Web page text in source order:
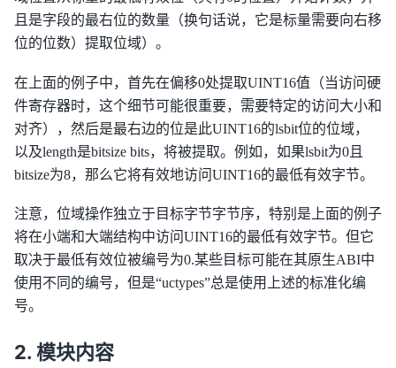
且是字段的最右位的数量（换句话说，它是标量需要向右移
位的位数）提取位域）。
在上面的例子中，首先在偏移0处提取UINT16值（当访问硬
件寄存器时，这个细节可能很重要，需要特定的访问大小和
对齐），然后是最右边的位是此UINT16的lsbit位的位域，
以及length是bitsize bits，将被提取。例如，如果lsbit为0且
bitsize为8，那么它将有效地访问UINT16的最低有效字节。
注意，位域操作独立于目标字节字节序，特别是上面的例子
将在小端和大端结构中访问UINT16的最低有效字节。但它
取决于最低有效位被编号为0.某些目标可能在其原生ABI中
使用不同的编号，但是“uctypes”总是使用上述的标准化编
号。
模块内容